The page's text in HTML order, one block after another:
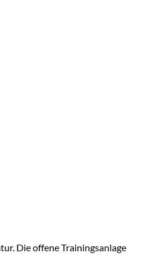
Die offene Trainingsanlage